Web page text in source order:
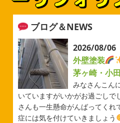
ブログ＆NEWS
2026/08/06
外壁塗装
茅ヶ崎・小
みなさんこん
いていますがいかがお過ごしで
さんも一生懸命がんばってくれ
症には気を付けていきましょう